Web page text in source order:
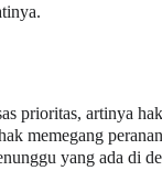
prioritas, artinya
memegang
yang ada di